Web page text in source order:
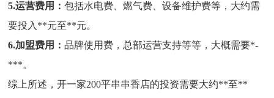
5.运营费用：包括水电费、燃气费、设备维护费等，大约需
要投入 **元至**元。
6.加盟费用：品牌使用费，总部运营支持等等，大概需要*-
***。
综上所述，开一家200平串串香店的投资需要大约**至**